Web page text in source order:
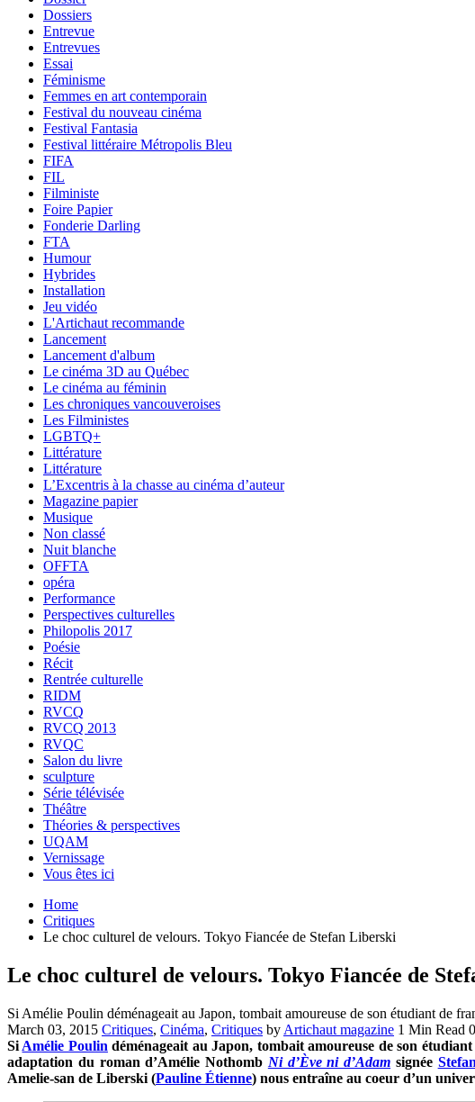
Dossiers
Entrevue
Entrevues
Essai
Féminisme
Femmes en art contemporain
Festival du nouveau cinéma
Festival Fantasia
Festival littéraire Métropolis Bleu
FIFA
FIL
Filministe
Foire Papier
Fonderie Darling
FTA
Humour
Hybrides
Installation
Jeu vidéo
L'Artichaut recommande
Lancement
Lancement d'album
Le cinéma 3D au Québec
Le cinéma au féminin
Les chroniques vancouveroises
Les Filministes
LGBTQ+
Littérature
Littérature
L’Excentris à la chasse au cinéma d’auteur
Magazine papier
Musique
Non classé
Nuit blanche
OFFTA
opéra
Performance
Perspectives culturelles
Philopolis 2017
Poésie
Récit
Rentrée culturelle
RIDM
RVCQ
RVCQ 2013
RVQC
Salon du livre
sculpture
Série télévisée
Théâtre
Théories & perspectives
UQAM
Vernissage
Vous êtes ici
Home
Critiques
Le choc culturel de velours. Tokyo Fiancée de Stefan Liberski
Le choc culturel de velours. Tokyo Fiancée de
Si Amélie Poulin déménageait au Japon, tombait amoureuse de son étudiant de
March 03, 2015 Critiques, Cinéma, Critiques by Artichaut magazine 1 Min Read 0
Si Amélie Poulin déménageait au Japon, tombait amoureuse de son
adaptation du roman d’Amélie Nothomb Ni d’Ève ni d’Adam signée
Amelie-san de Liberski (Pauline Étienne) nous entraîne au coeur d’un